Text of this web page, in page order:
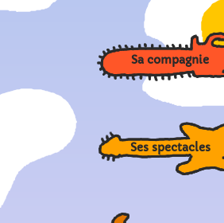
Sa compagnie
Ses spectacles